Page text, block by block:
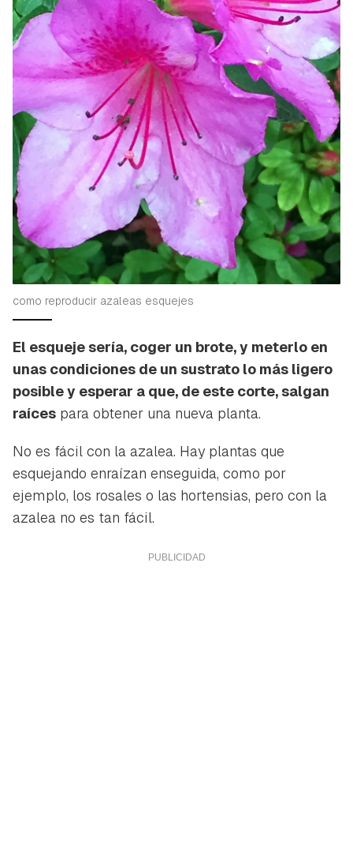
como reproducir azaleas esquejes
El esqueje sería, coger un brote, y meterlo en
unas condiciones de un sustrato lo más ligero
posible y esperar a que, de este corte, salgan
raíces para obtener una nueva planta.
No es fácil con la azalea. Hay plantas que
esquejando enraízan enseguida, como por
ejemplo, los rosales o las hortensias, pero con la
azalea no es tan fácil.